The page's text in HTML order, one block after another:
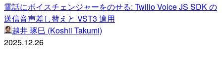
電話にボイスチェンジャーをのせる: Twilio Voice JS SDK の
送信音声差し替えと VST3 適用
越井 琢巳 (Koshii Takumi)
2025.12.26